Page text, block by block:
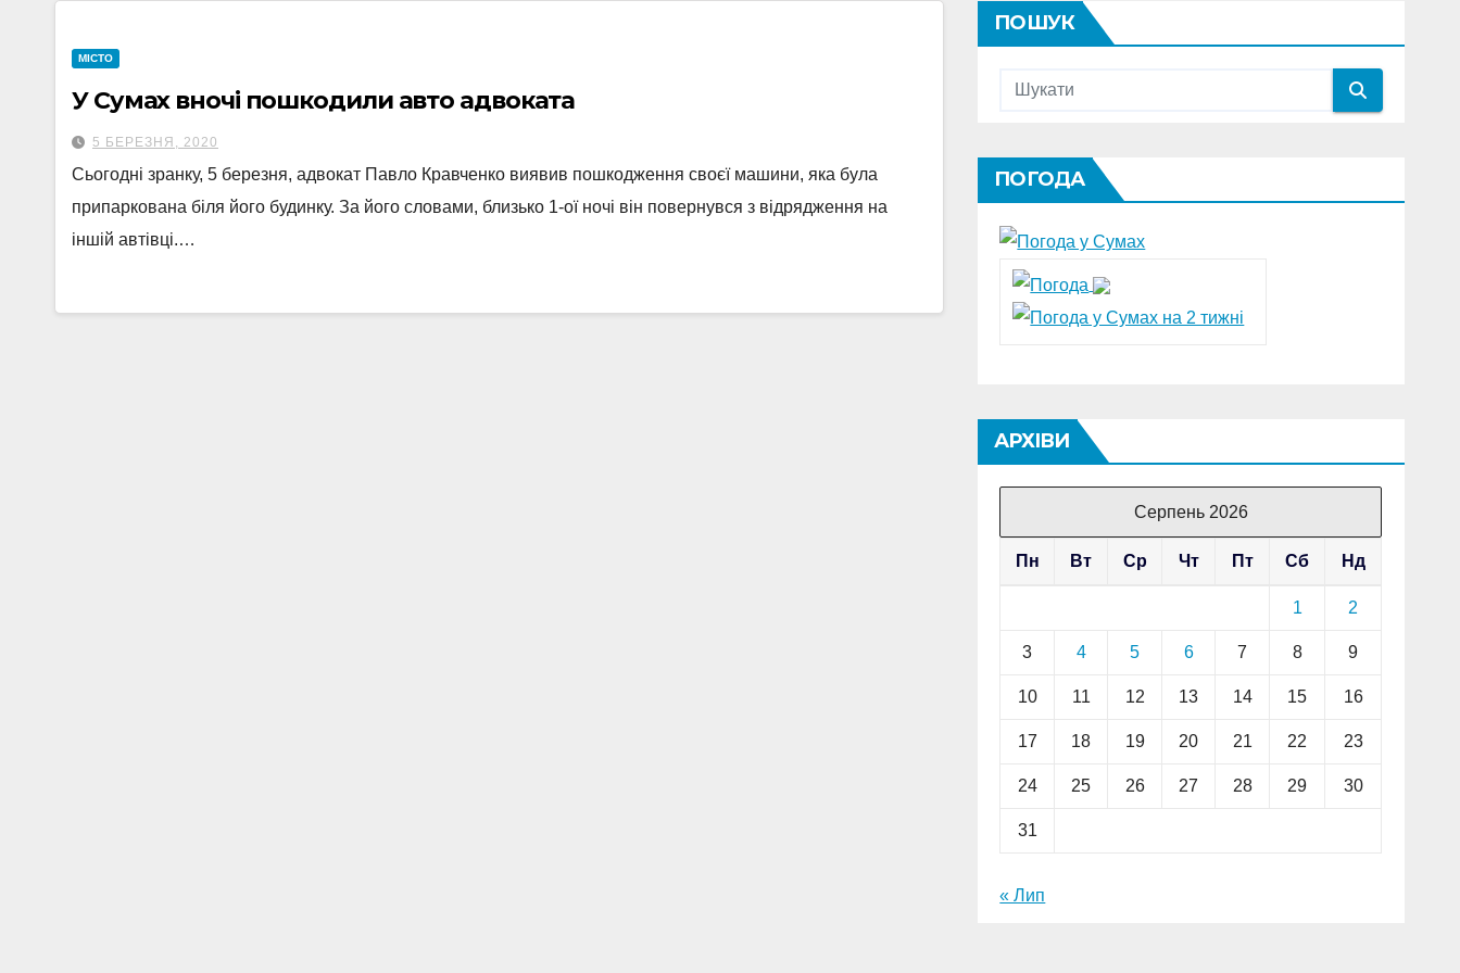
МІСТО
У Сумах вночі пошкодили авто адвоката
5 БЕРЕЗНЯ, 2020
Сьогодні зранку, 5 березня, адвокат Павло Кравченко виявив пошкодження своєї машини, яка була
припаркована біля його будинку. За його словами, близько 1-ої ночі він повернувся з відрядження на
іншій автівці.…
ПОШУК
ПОГОДА
АРХІВИ
Серпень 2026
Пн Вт Ср Чт Пт Сб Нд
1 2
3 4 5 6 7 8 9
10 11 12 13 14 15 16
17 18 19 20 21 22 23
24 25 26 27 28 29 30
31
« Лип